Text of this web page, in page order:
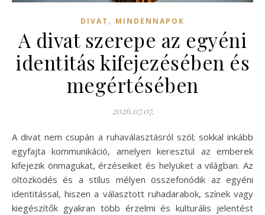
DIVAT , MINDENNAPOK
A divat szerepe az egyéni
identitás kifejezésében és
megértésében
2026.07.07.
A divat nem csupán a ruhaválasztásról szól; sokkal inkább
egyfajta kommunikáció, amelyen keresztül az emberek
kifejezik önmagukat, érzéseiket és helyüket a világban. Az
öltözködés és a stílus mélyen összefonódik az egyéni
identitással, hiszen a választott ruhadarabok, színek vagy
kiegészítők gyakran több érzelmi és kulturális jelentést